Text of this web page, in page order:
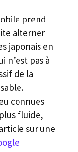
prend
alterner
japonais en
n’est pas à
de la
connues
fluide,
sur une